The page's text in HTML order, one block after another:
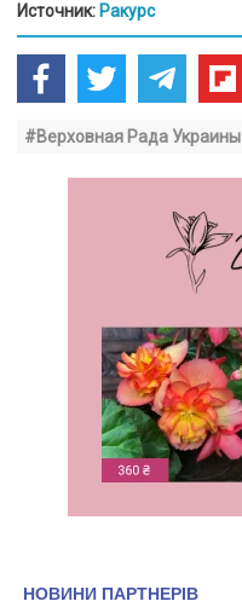
Источник: Ракурс
#Верховная Рада Украины